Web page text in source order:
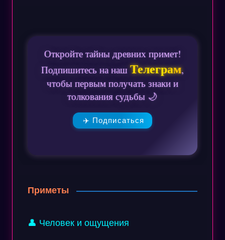
Откройте тайны древних примет!
Подпишитесь на нашТелеграм,
чтобы первым получать знаки и
толкования судьбы 🌙
✈️ Подписаться
Приметы
👤 Человек и ощущения